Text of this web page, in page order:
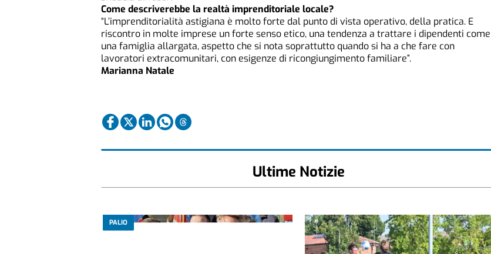
Come descriverebbe la realtà imprenditoriale locale?
“L’imprenditorialità astigiana è molto forte dal punto di vista operativo, della pratica. E
riscontro in molte imprese un forte senso etico, una tendenza a trattare i dipendenti come
una famiglia allargata, aspetto che si nota soprattutto quando si ha a che fare con
lavoratori extracomunitari, con esigenze di ricongiungimento familiare”.
Marianna Natale
Ultime Notizie
PALIO